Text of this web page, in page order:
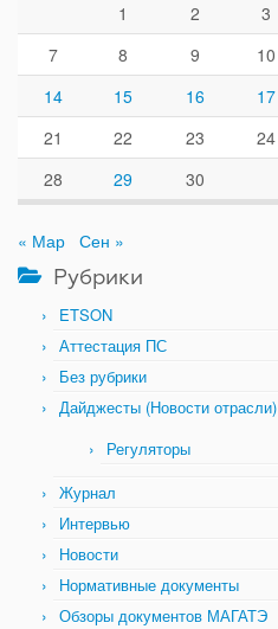
1
2 3
7
8 9 10
14
15 16 17
21
22 23 24
28
29 30
« Мар Сен »
Рубрики
ETSON
Аттестация ПС
Без рубрики
Дайджесты (Новости отрасли)
Регуляторы
Журнал
Интервью
Новости
Нормативные документы
Обзоры документов МАГАТЭ